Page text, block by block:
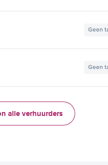
Geen
Geen
alle verhuurders